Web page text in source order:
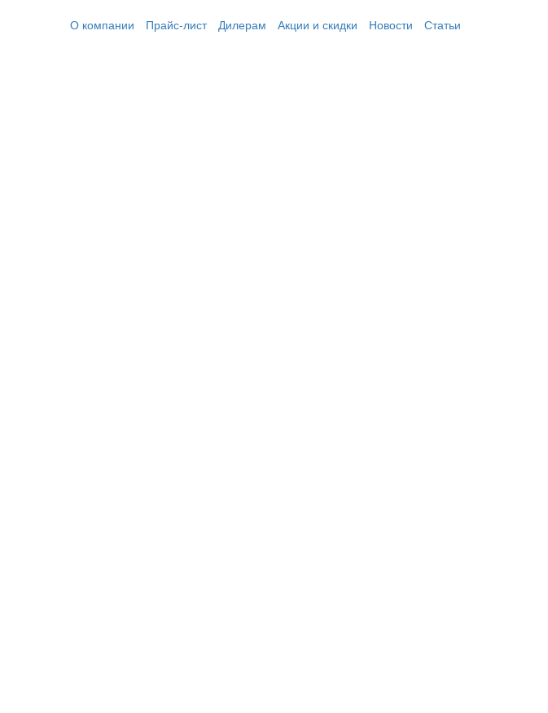
О компании
Прайс-лист Дилерам Акции и скидки Новости Статьи